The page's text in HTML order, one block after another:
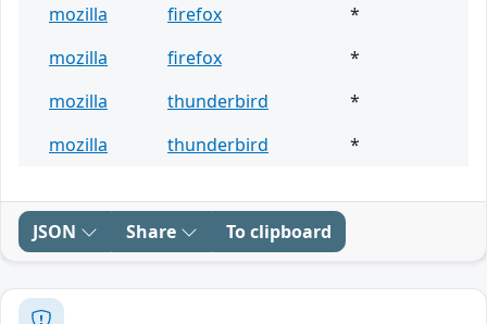
mozilla firefox
*
mozilla
firefox
*
mozilla
thunderbird
*
mozilla
thunderbird *
JSON Share To clipboard